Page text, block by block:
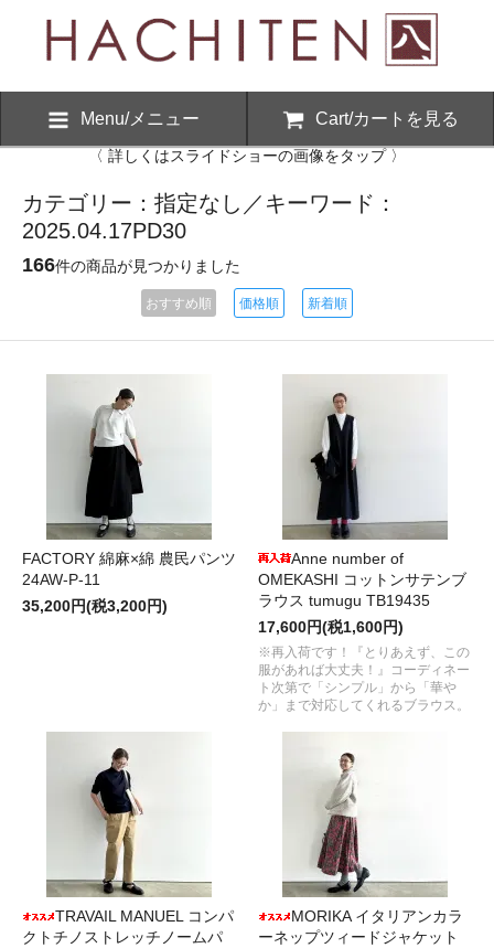
Menu/メニュー Cart/カートを見る
〈 詳しくはスライドショーの画像をタップ 〉
カテゴリー：指定なし／キーワード：
2025.04.17PD30
166件の商品が見つかりました
おすすめ順 価格順 新着順
FACTORY 綿麻×綿 農民パンツ
24AW-P-11
35,200円(税3,200円)
Anne number of
OMEKASHI コットンサテンブ
ラウス tumugu TB19435
17,600円(税1,600円)
※再入荷です！『とりあえず、この
服があれば大丈夫！』コーディネー
ト次第で「シンプル」から「華や
か」まで対応してくれるブラウス。
TRAVAIL MANUEL コンパ
クトチノストレッチノームパ
MORIKA イタリアンカラ
ーネップツィードジャケット